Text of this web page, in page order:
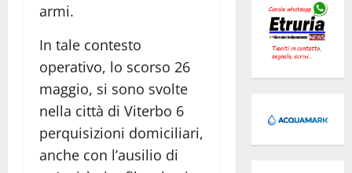
armi.
In tale contesto
operativo, lo scorso 26
maggio, si sono svolte
nella città di Viterbo 6
perquisizioni domiciliari,
anche con l’ausilio di